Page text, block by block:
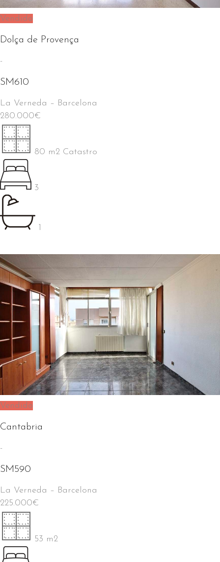
Vendido
Dolça de Provença
-
SM610
La Verneda – Barcelona
280.000€
80 m2 Catastro
3
1
Vendido
Cantabria
-
SM590
La Verneda – Barcelona
225.000€
53 m2